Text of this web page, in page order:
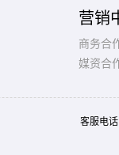
营销
商务合
媒资合
客服电